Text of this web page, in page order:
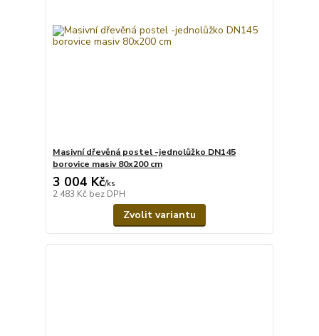
Masivní dřevěná postel -jednolůžko DN145
borovice masiv 80x200 cm
3 004 Kč/ks
2 483 Kč bez DPH
Zvolit variantu